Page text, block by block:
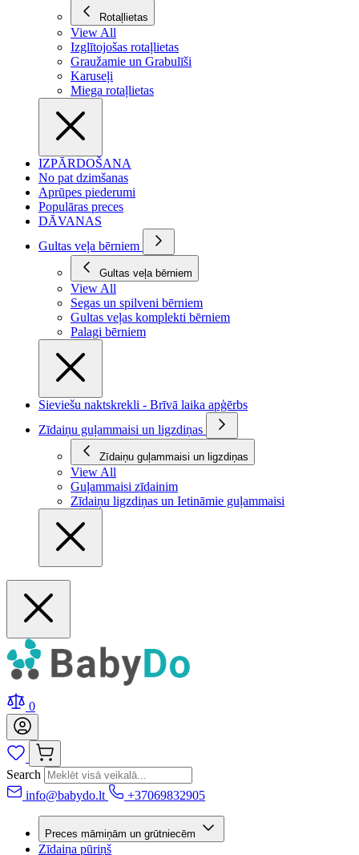
Rotaļlietas
View All
Izglītojošas rotaļlietas
Graužamie un Grabulīši
Karuseļi
Miega rotaļlietas
IZPĀRDOŠANA
No pat dzimšanas
Aprūpes piederumi
Populāras preces
DĀVANAS
Gultas veļa bērniem
Gultas veļa bērniem
View All
Segas un spilveni bērniem
Gultas veļas komplekti bērniem
Palagi bērniem
Sieviešu naktskrekli - Brīvā laika apģērbs
Zīdaiņu guļammaisi un ligzdiņas
Zīdaiņu guļammaisi un ligzdiņas
View All
Guļammaisi zīdainim
Zīdaiņu ligzdiņas un Ietināmie guļammaisi
0
Search
info@babydo.lt
+37069832905
Preces māmiņām un grūtniecēm
Zīdaiņa pūriņš